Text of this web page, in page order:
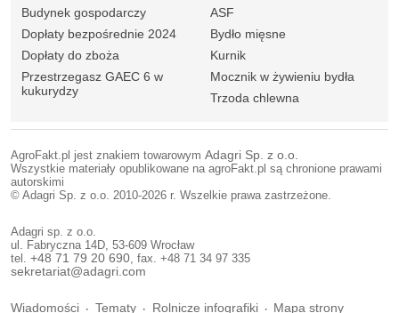
Budynek gospodarczy
Dopłaty bezpośrednie 2024
Dopłaty do zboża
Przestrzegasz GAEC 6 w
kukurydzy
ASF
Bydło mięsne
Kurnik
Mocznik w żywieniu bydła
Trzoda chlewna
AgroFakt.pl jest znakiem towarowym Adagri Sp. z o.o.
Wszystkie materiały opublikowane na agroFakt.pl są chronione prawami
autorskimi
© Adagri Sp. z o.o. 2010-2026 r. Wszelkie prawa zastrzeżone.
Adagri sp. z o.o.
ul. Fabryczna 14D, 53-609 Wrocław
tel. +48 71 79 20 690 , fax. +48 71 34 97 335
sekretariat@adagri.com
Wiadomości Tematy Rolnicze infografiki Mapa strony